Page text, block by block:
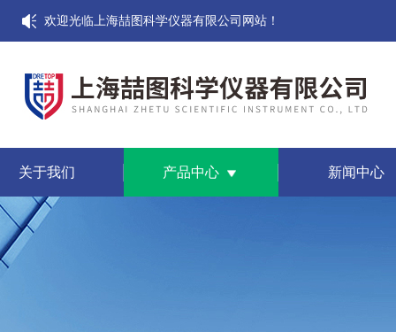
欢迎光临上海喆图科学仪器有限公司网站！
关于我们 产品中心 新闻中心